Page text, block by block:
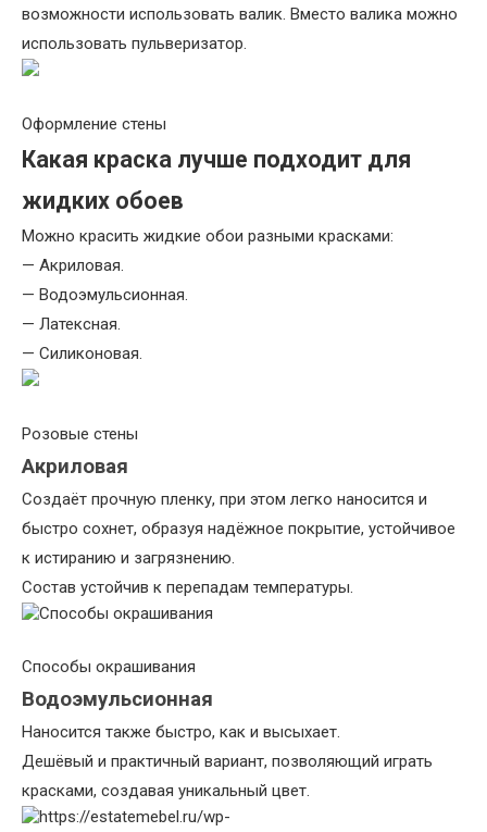
возможности использовать валик. Вместо валика можно
использовать пульверизатор.
Оформление стены
Какая краска лучше подходит для
жидких обоев
Можно красить жидкие обои разными красками:
— Акриловая.
— Водоэмульсионная.
— Латексная.
— Силиконовая.
Розовые стены
Акриловая
Создаёт прочную пленку, при этом легко наносится и
быстро сохнет, образуя надёжное покрытие, устойчивое
к истиранию и загрязнению.
Состав устойчив к перепадам температуры.
Способы окрашивания
Водоэмульсионная
Наносится также быстро, как и высыхает.
Дешёвый и практичный вариант, позволяющий играть
красками, создавая уникальный цвет.